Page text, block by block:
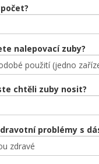
nalepovací zuby?
chtěli zuby nosit?
problémy s